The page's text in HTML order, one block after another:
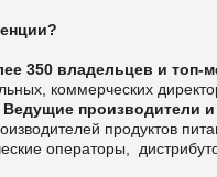
350 владельцев и топ-
коммерческих
Ведущие производители
продуктов
операторы,